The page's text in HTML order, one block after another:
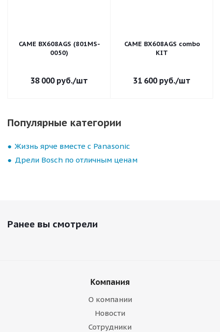
CAME BX608AGS (801MS-
0050)
38 000руб./шт
CAME BX608AGS combo
KIT
31 600руб./шт
Популярные категории
Жизнь ярче вместе с Panasonic
Дрели Bosch по отличным ценам
Ранее вы смотрели
Компания
О компании
Новости
Сотрудники